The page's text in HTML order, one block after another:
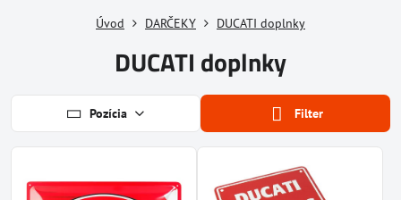
Úvod DARČEKY DUCATI doplnky
DUCATI doplnky
Pozícia Filter